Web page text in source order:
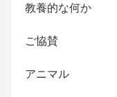
教養的な何か
ご協賛
アニマル